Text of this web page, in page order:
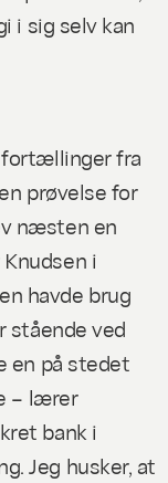
i sig selv kan
fortællinger fra
prøvelse for
næsten en
i
havde brug
stående ved
en på stedet
– lærer
bank i
Jeg husker, at